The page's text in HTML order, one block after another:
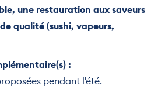
une restauration aux saveurs
qualité (sushi, vapeurs,
:
pendant l'été.